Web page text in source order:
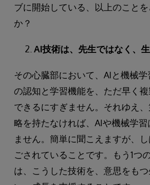
ブに開始している、以上のこと
か？
AI技術は、先生ではなく、
その心臓部において、AIと機械学
の認知と学習機能を、ただ早く
できるにすぎません。それゆえ
略を持たなければ、AIや機械学習
ません。簡単に聞こえますが、
ごされていることです。もう1つ
は、こうした技術を、意思をも